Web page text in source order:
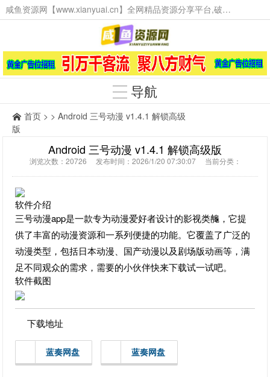
咸鱼资源网【www.xianyuai.cn】全网精品资源分享平台,破解软件,技术源码,火爆项目,工具辅助,这里无所不有。
导航
首页 > > Android 三号动漫 v1.4.1 解锁高级
版
Android 三号动漫 v1.4.1 解锁高级版
浏览次数：20726 发布时间：2026/1/20 07:30:07 当前分类：
软件介绍
三号动漫app是一款专为动漫爱好者设计的影视类䶲，它提
供了丰富的动漫资源和一系列便捷的功能。它覆盖了广泛的
动漫类型，包括日本动漫、国产动漫以及剧场版动画等，满
足不同观众的需求，需要的小伙伴快来下载试一试吧。
软件截图
下载地址
蓝奏网盘 蓝奏网盘